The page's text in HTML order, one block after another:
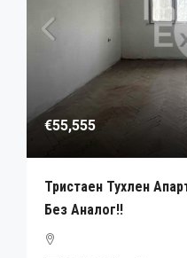
€55,555
Тристаен Тухлен
Без Аналог!!